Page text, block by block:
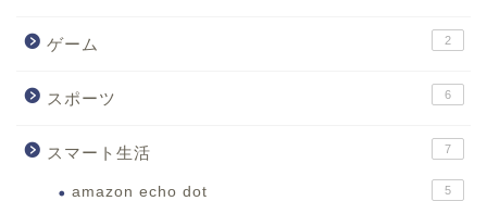
ゲーム 2
スポーツ 6
スマート生活 7
amazon echo dot 5